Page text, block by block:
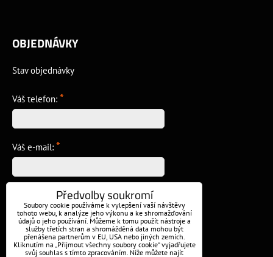
OBJEDNÁVKY
Stav objednávky
Váš telefon: *
Váš e-mail: *
Předvolby soukromí
Soubory cookie používáme k vylepšení vaší návštěvy
tohoto webu, k analýze jeho výkonu a ke shromažďování
údajů o jeho používání. Můžeme k tomu použít nástroje a
služby třetích stran a shromážděná data mohou být
přenášena partnerům v EU, USA nebo jiných zemích.
Kliknutím na „Přijmout všechny soubory cookie“ vyjadřujete
svůj souhlas s tímto zpracováním. Níže můžete najít